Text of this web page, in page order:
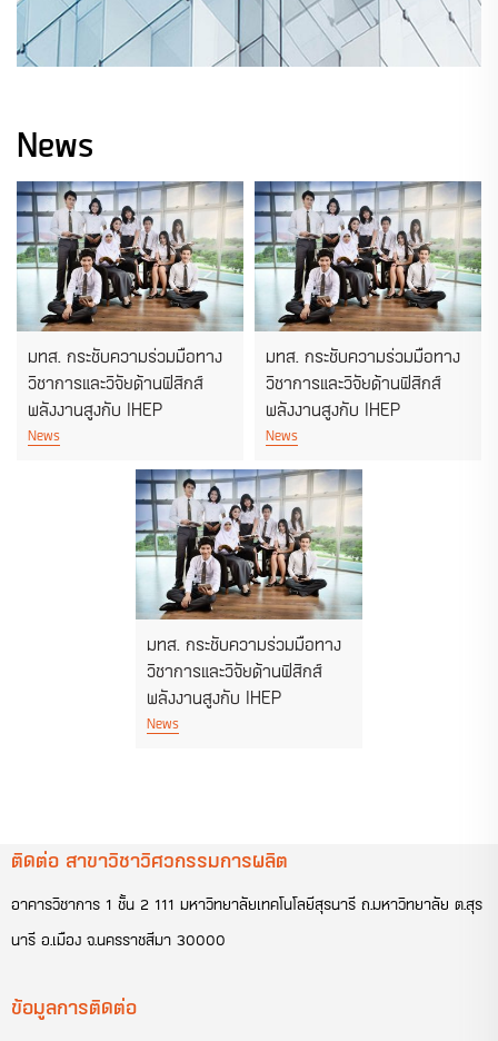
News
มทส. กระชับความร่วมมือทาง
วิชาการและวิจัยด้านฟิสิกส์
พลังงานสูงกับ IHEP
News
มทส. กระชับความร่วมมือทาง
วิชาการและวิจัยด้านฟิสิกส์
พลังงานสูงกับ IHEP
News
มทส. กระชับความร่วมมือทาง
วิชาการและวิจัยด้านฟิสิกส์
พลังงานสูงกับ IHEP
News
ติดต่อ สาขาวิชาวิศวกรรมการผลิต
อาคารวิชาการ 1 ชั้น 2 111 มหาวิทยาลัยเทคโนโลยีสุรนารี ถ.มหาวิทยาลัย ต.สุร
นารี อ.เมือง จ.นครราชสีมา 30000
ข้อมูลการติดต่อ